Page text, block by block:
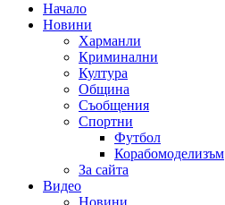
Начало
Новини
Харманли
Криминални
Култура
Община
Съобщения
Спортни
Футбол
Корабомоделизъм
За сайта
Видео
Новини